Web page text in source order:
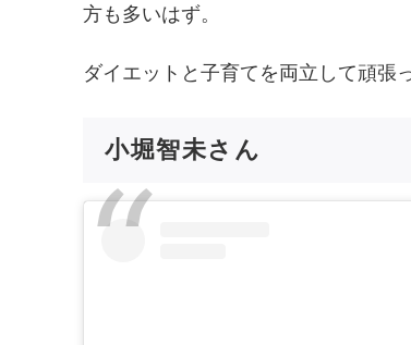
方も多いはず。
ダイエットと子育てを両立して頑張
小堀智未さん